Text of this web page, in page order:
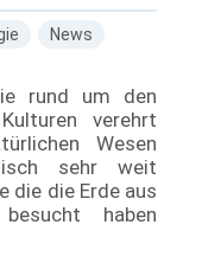
News
rund um den
verehrt
Wesen
sehr weit
die die Erde aus
haben